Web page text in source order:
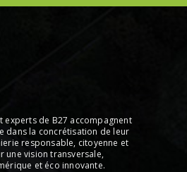
experts de B27 accompagnent
dans la concrétisation de leur
responsable, citoyenne et
une vision transversale,
et éco innovante.